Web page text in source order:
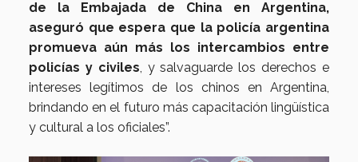
de la Embajada de China en Argentina,
aseguró que espera que la policía argentina
promueva aún más los intercambios entre
policías y civiles, y salvaguarde los derechos e
intereses legítimos de los chinos en Argentina,
brindando en el futuro más capacitación lingüística
y cultural a los oficiales”.